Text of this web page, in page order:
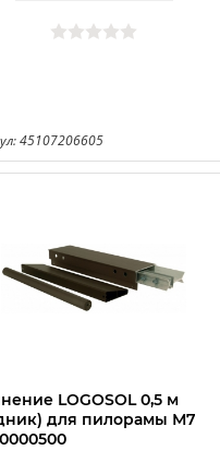
45107206605
LOGOSOL 0,5 м
для пилорамы М7